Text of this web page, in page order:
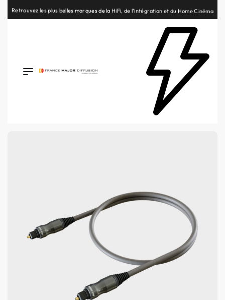
Retrouvez les plus belles marques de la HiFi, de l’intégration et du Home Cinéma